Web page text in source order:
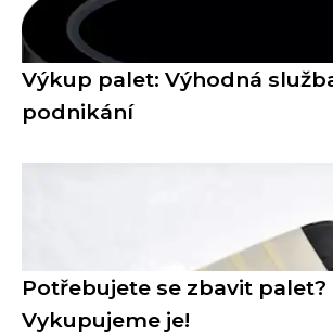
Výkup palet: Výhodná
podnikání
Potřebujete se zbavit palet?
Vykupujeme je!